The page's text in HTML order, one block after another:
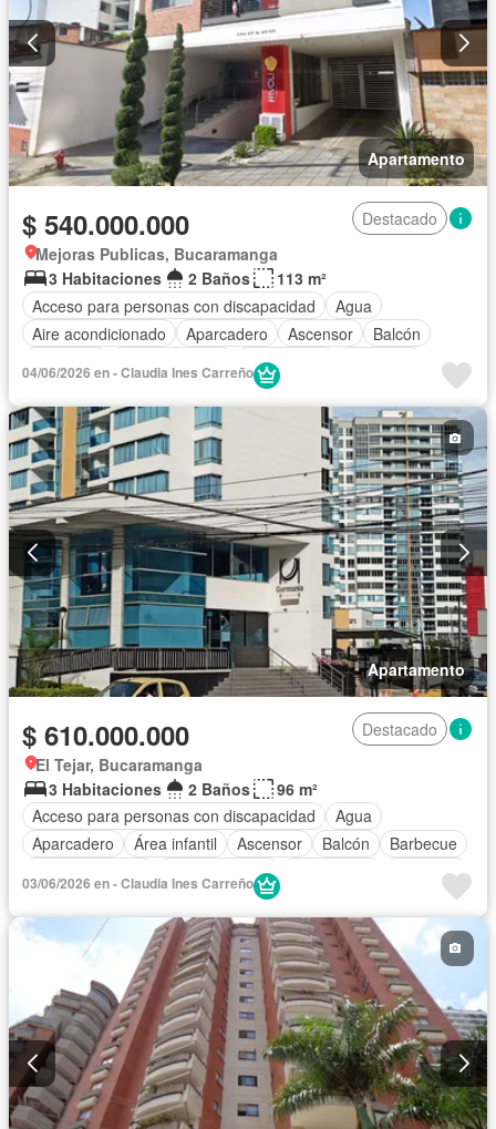
Apartamento
$ 540.000.000
Destacado
Mejoras Publicas, Bucaramanga
3 Habitaciones
2 Baños
113 m²
Acceso para personas con discapacidad
Agua
Aire acondicionado
Aparcadero Ascensor
Balcón
Gas natural
Seguridad privada
Terraza
Vista panorámica
04/06/2026 en - Claudia Ines Carreño
Apartamento
$ 610.000.000
Destacado
El Tejar, Bucaramanga
3 Habitaciones
2 Baños
96 m²
Acceso para personas con discapacidad
Agua
Aparcadero
Área infantil Ascensor Balcón
Barbecue
Cocina integral
Gimnasio
Seguridad privada
Tanque de agua
Terraza Vista panorámica
03/06/2026 en - Claudia Ines Carreño